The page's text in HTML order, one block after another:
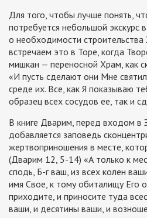
Для того, чтобы лучше понять,
потребуется небольшой экскурс
о необходимости
встречаем это в Торе, когда
мишкан — переносной Храм, как
«И пусть сделают они Мне
среде их. Все, как Я показываю
образец всех сосудов ее, так и
В книге Дварим, перед входом в
добавляется заповедь
жертвоприношения в месте,
(Дварим 12, 5-14) «А только к
сподь, Б-г ваш, из всех колен
имя Свое, к тому обиталищу Его
приходите, и приносите туда
ваши, и десятины ваши, и